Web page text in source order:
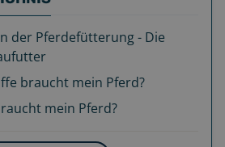
der Pferdefütterung - Die
braucht mein Pferd?
mein Pferd?